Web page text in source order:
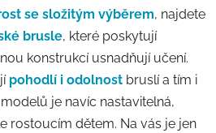
se složitým výběrem, najdete
brusle, které poskytují
konstrukcí usnadňují učení.
pohodlí i odolnost bruslí a tím i
je navíc nastavitelná,
rostoucím dětem. Na vás je jen